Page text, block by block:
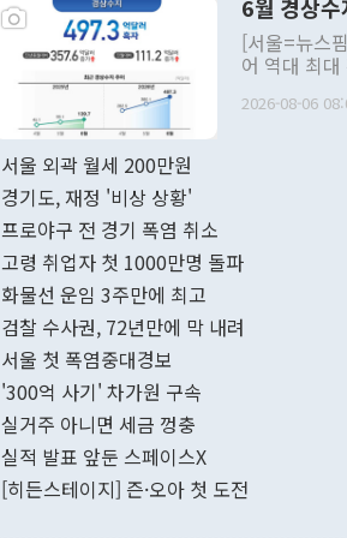
주의적 희망
관의 대북
관 부처 장
관의 무리한
다. [정동영 통일부 장관이 지난달 23일 오후 서울 종로구 정부서울청사에
무너졌다고
함께 4자 대
"우리의 선
6월 경상
[서울=뉴스
어 역대 최
료=한국은행] 한국은행이 6일 발표한 '2026년 6월 국제수지(잠정)'
며 월간 기
196.9% 급
수출은
기록했지만
로 전환됐다.
2026-08-06
서울 외곽 월세 200만원
경기도, 재정 '비상 상황'
프로야구 전 경기 폭염 취소
고령 취업자 첫 1000만명 돌파
화물선 운임 3주만에 최고
검찰 수사권, 72년만에 막 내려
서울 첫 폭염중대경보
'300억 사기' 차가원 구속
실거주 아니면 세금 껑충
실적 발표 앞둔 스페이스X
[히든스테이지] 즌·오아 첫 도전